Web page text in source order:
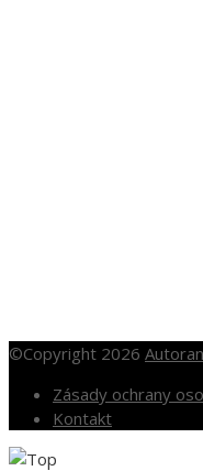
©Copyright 2026
Zásady ochrany
Kontakt